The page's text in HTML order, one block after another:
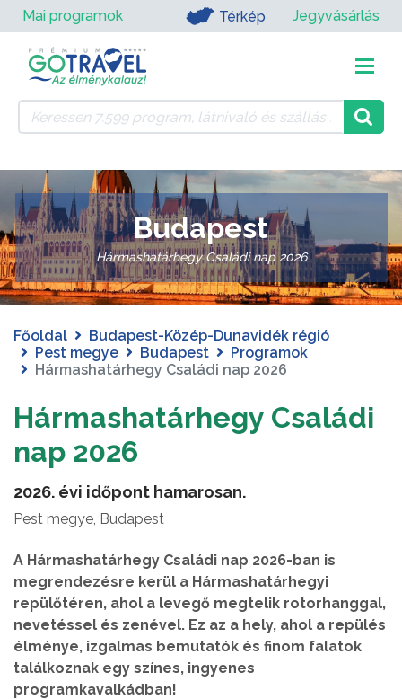
Mai programok Térkép Jegyvásárlás
Budapest
Hármashatárhegy Családi nap 2026
Főoldal
Budapest-Közép-Dunavidék régió
Pest megye
Budapest
Programok
Hármashatárhegy Családi nap 2026
Hármashatárhegy Családi
nap 2026
2026. évi időpont hamarosan.
Pest megye, Budapest
A Hármashatárhegy Családi nap 2026-ban is
megrendezésre kerül a Hármashatárhegyi
repülőtéren, ahol a levegő megtelik rotorhanggal,
nevetéssel és zenével. Ez az a hely, ahol a repülés
élménye, izgalmas bemutatók és finom falatok
találkoznak egy színes, ingyenes
programkavalkádban!